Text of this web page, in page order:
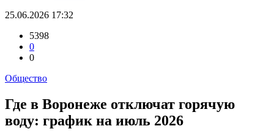
25.06.2026 17:32
5398
0
0
Общество
Где в Воронеже отключат горячую
воду: график на июль 2026